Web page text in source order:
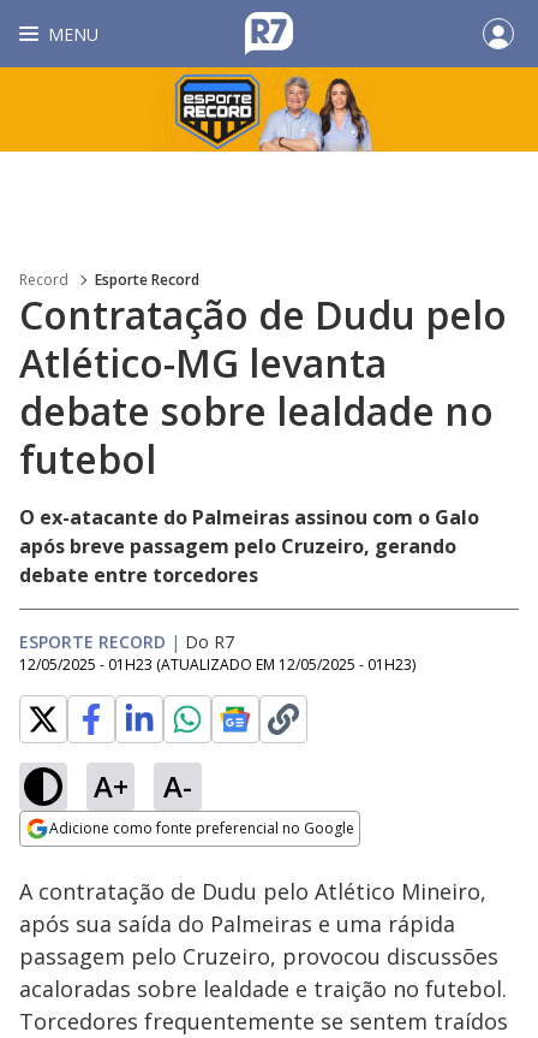
MENU
Record Esporte Record
Contratação de Dudu pelo
Atlético-MG levanta
debate sobre lealdade no
futebol
O ex-atacante do Palmeiras assinou com o Galo
após breve passagem pelo Cruzeiro, gerando
debate entre torcedores
ESPORTE RECORD | Do R7
12/05/2025 - 01H23 (ATUALIZADO EM 12/05/2025 - 01H23)
A+ A-
Adicione como fonte preferencial no Google
Dunga exigem
'postura' e 'cobrança'
pelo hexa da seleção
Ativar
Loaded
32.66%
A contratação de Dudu pelo Atlético Mineiro,
após sua saída do Palmeiras e uma rápida
passagem pelo Cruzeiro, provocou discussões
acaloradas sobre lealdade e traição no futebol.
Torcedores frequentemente se sentem traídos